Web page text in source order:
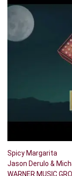
Spicy Margarita
Jason Derulo &
WARNER MUSIC